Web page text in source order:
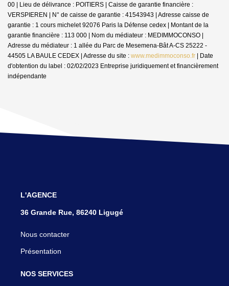
00 | Lieu de délivrance : POITIERS | Caisse de garantie financière :
VERSPIEREN | N° de caisse de garantie : 41543943 | Adresse caisse de
garantie : 1 cours michelet 92076 Paris la Défense cedex | Montant de la
garantie financière : 113 000 | Nom du médiateur : MEDIMMOCONSO |
Adresse du médiateur : 1 allée du Parc de Mesemena-Bât A-CS 25222 -
44505 LA BAULE CEDEX | Adresse du site : www.medimmoconso.fr | Date
d'obtention du label : 02/02/2023 Entreprise juridiquement et financièrement
indépendante
L'AGENCE
36 Grande Rue, 86240 Ligugé
Nous contacter
Présentation
NOS SERVICES